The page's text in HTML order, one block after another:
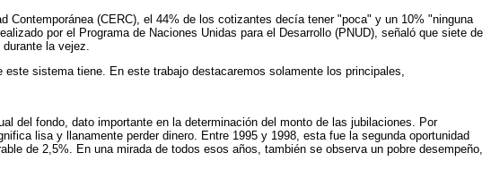
(CERC), el 44% de los cotizantes decía tener "poca" y un 10% "ninguna
por el Programa de Naciones Unidas para el Desarrollo (PNUD), señaló que siete de
la vejez.
sistema tiene. En este trabajo destacaremos solamente los principales,
del fondo, dato importante en la determinación del monto de las jubilaciones. Por
lisa y llanamente perder dinero. Entre 1995 y 1998, esta fue la segunda oportunidad
de 2,5%. En una mirada de todos esos años, también se observa un pobre desempeño,